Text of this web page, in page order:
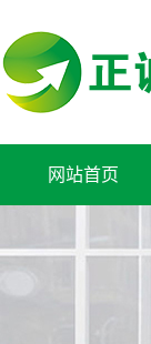
网站首页